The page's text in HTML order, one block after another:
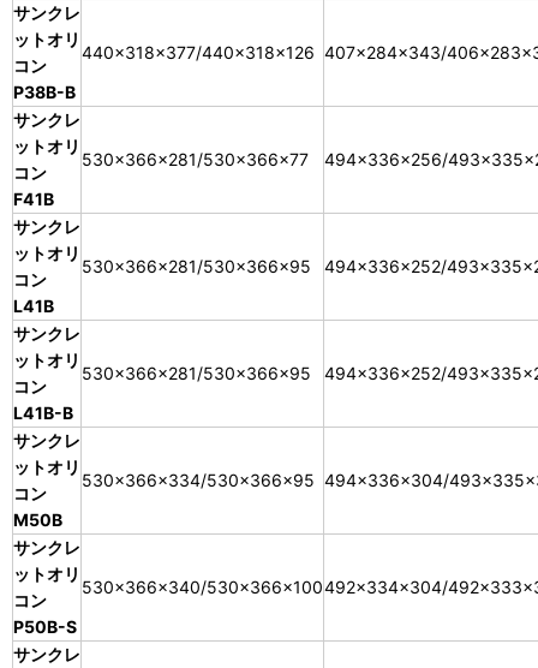
サンクレ
ットオリ
コン
P38B-B
440×318×377/440×318×126 407×284×343/
サンクレ
ットオリ
コン
F41B
530×366×281/530×366×77 494×336×256/
サンクレ
ットオリ
コン
L41B
530×366×281/530×366×95 494×336×252/
サンクレ
ットオリ
コン
L41B-B
530×366×281/530×366×95 494×336×252/
サンクレ
ットオリ
コン
M50B
530×366×334/530×366×95 494×336×304/
サンクレ
ットオリ
コン
P50B-S
530×366×340/530×366×100492×334×304/
サンクレ